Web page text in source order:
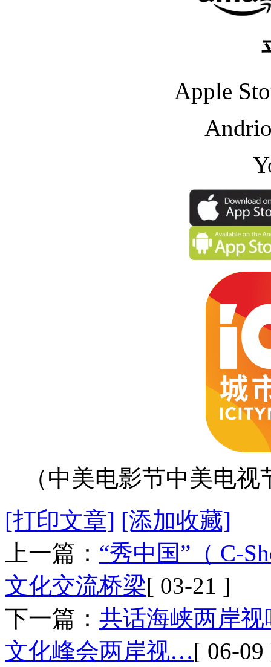
Apple
（中美电影节中美电
[打印文章] [添加收藏]
上一篇： “秀中国”（ C-
文化交流桥梁[ 03-21 ]
下一篇： 共话海峡两岸
文化峰会两岸视…[ 06-09